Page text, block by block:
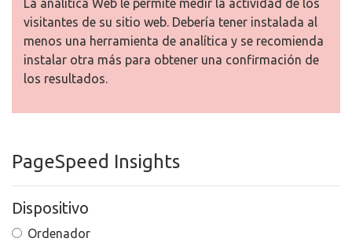
La analítica Web le permite medir la actividad de los
visitantes de su sitio web. Debería tener instalada al
menos una herramienta de analítica y se recomienda
instalar otra más para obtener una confirmación de
los resultados.
PageSpeed Insights
Dispositivo
Ordenador